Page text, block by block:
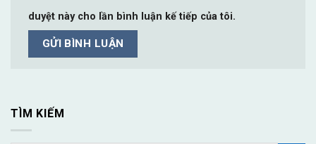
duyệt này cho lần bình luận kế tiếp của tôi.
TÌM KIẾM